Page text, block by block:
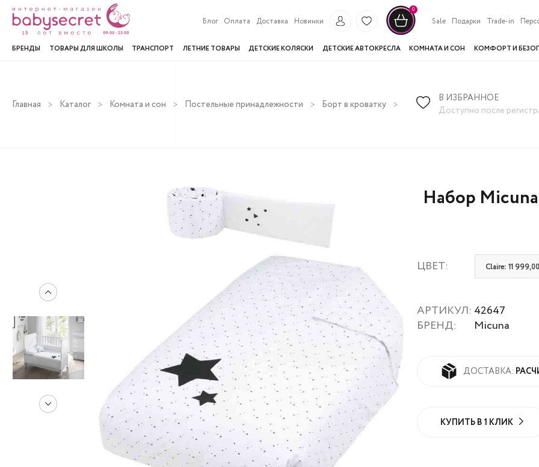
Блог Оплата Доставка Новинки
0
Sale Подарки Trade-in
БРЕНДЫ ТОВАРЫ ДЛЯ ШКОЛЫ ТРАНСПОРТ ЛЕТНИЕ ТОВАРЫ ДЕТСКИЕ КОЛЯСКИ ДЕТСКИЕ АВТОКРЕСЛА КОМНАТА И СОН КОМФОРТ И
Главная Каталог Комната и сон Постельные принадлежности Борт в кроватку Набор Micuna Claire
В ИЗБРАННОЕ
Доступно после
Набор
ЦВЕТ: Claire: 11
АРТИКУЛ:
БРЕНД:
42647
Micuna
ДОСТАВКА:
КУПИТЬ В 1 КЛИК